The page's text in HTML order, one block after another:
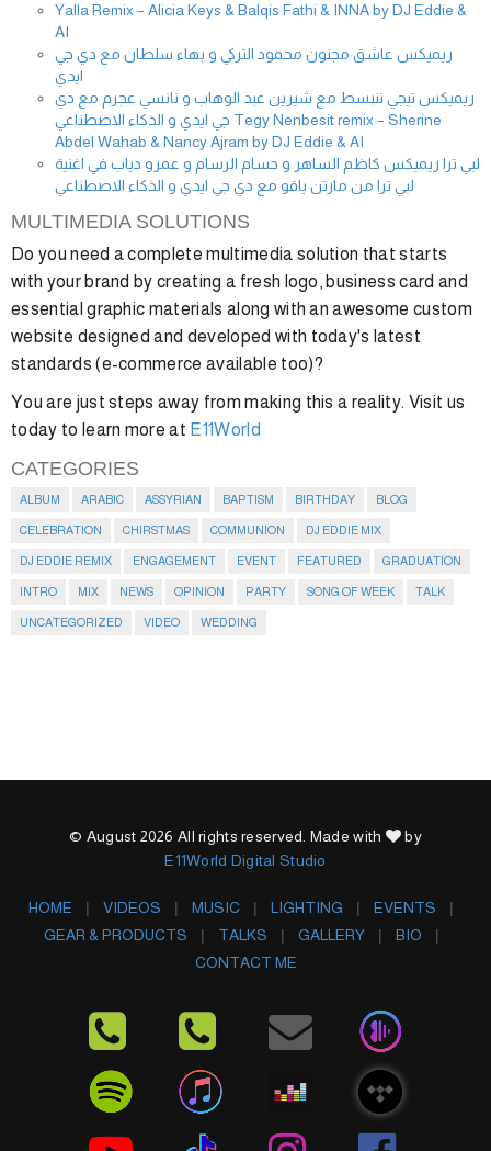
Yalla Remix – Alicia Keys & Balqis Fathi & INNA by DJ Eddie &
AI
ريميكس عاشق مجنون محمود التركي و بهاء سلطان مع دي جي
ايدي
ريميكس تيجي ننبسط مع شيرين عبد الوهاب و نانسي عجرم مع دي
جي ايدي و الذكاء الاصطناعي Tegy Nenbesit remix – Sherine
Abdel Wahab & Nancy Ajram by DJ Eddie & AI
لبي ترا ريميكس كاظم الساهر و حسام الرسام و عمرو دياب في اغنية
لبي ترا من مارتن ياقو مع دي جي ايدي و الذكاء الاصطناعي
MULTIMEDIA SOLUTIONS
Do you need a complete multimedia solution that starts
with your brand by creating a fresh logo, business card and
essential graphic materials along with an awesome custom
website designed and developed with today's latest
standards (e-commerce available too)?
You are just steps away from making this a reality. Visit us
today to learn more at E11World
CATEGORIES
ALBUM ARABIC ASSYRIAN BAPTISM BIRTHDAY BLOG
CELEBRATION CHIRSTMAS COMMUNION DJ EDDIE MIX
DJ EDDIE REMIX ENGAGEMENT EVENT FEATURED GRADUATION
INTRO MIX NEWS OPINION PARTY SONG OF WEEK TALK
UNCATEGORIZED VIDEO WEDDING
© August 2026 All rights reserved. Made with
by
E11World Digital Studio
HOME VIDEOS MUSIC LIGHTING
EVENTS
GEAR & PRODUCTS
TALKS GALLERY
BIO
CONTACT ME